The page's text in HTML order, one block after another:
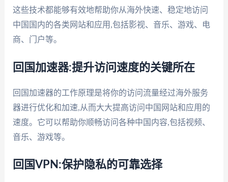
这些技术都能够有效地帮助你从海外快速、稳定地访问
中国国内的各类网站和应用,包括影视、音乐、游戏、电
商、门户等。
回国加速器:提升访问速度的关键所在
回国加速器的工作原理是将你的访问流量经过海外服务
器进行优化和加速,从而大大提高访问中国网站和应用的
速度。它可以帮助你顺畅访问各种中国内容,包括视频、
音乐、游戏等。
回国VPN:保护隐私的可靠选择